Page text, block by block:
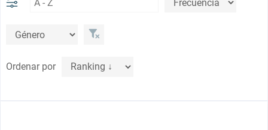
Ordenar por